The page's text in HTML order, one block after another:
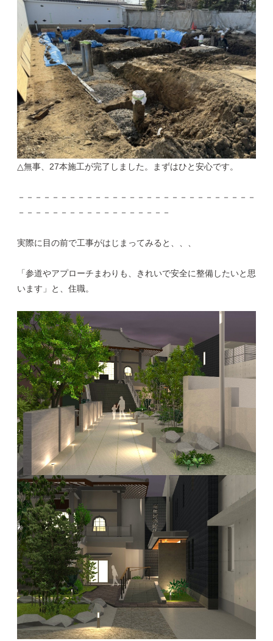
△無事、27本施工が完了しました。まずはひと安心です。
－－－－－－－－－－－－－－－－－－－－－－－－－－－－
－－－－－－－－－－－－－－－－－－
実際に目の前で工事がはじまってみると、、、
「参道やアプローチまわりも、きれいで安全に整備したいと思
います」と、住職。